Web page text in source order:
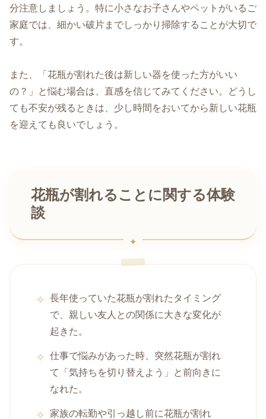
分注意しましょう。特に小さなお子さんやペットがいるご
家庭では、細かい破片までしっかり掃除することが大切で
す。
また、「花瓶が割れた後は新しい器を使った方がいい
の？」と悩む場合は、直感を信じてみてください。どうし
ても不安が残るときは、少し時間をおいてから新しい花瓶
を迎えても良いでしょう。
花瓶が割れることに関する体験
談
長年使っていた花瓶が割れたタイミング
で、親しい友人との関係に大きな変化が
起きた。
仕事で悩みがあった時、突然花瓶が割れ
て「気持ちを切り替えよう」と前向きに
なれた。
家族の転勤や引っ越し前に花瓶が割れ